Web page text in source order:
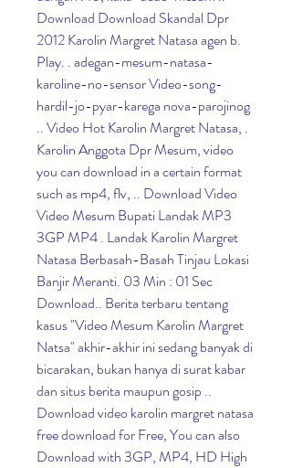
Download Download Skandal Dpr
2012 Karolin Margret Natasa agen b.
Play. . adegan-mesum-natasa-
karoline-no-sensor Video-song-
hardil-jo-pyar-karega nova-parojinog
.. Video Hot Karolin Margret Natasa, .
Karolin Anggota Dpr Mesum, video
you can download in a certain format
such as mp4, flv, .. Download Video
Video Mesum Bupati Landak MP3
3GP MP4 . Landak Karolin Margret
Natasa Berbasah-Basah Tinjau Lokasi
Banjir Meranti. 03 Min : 01 Sec
Download.. Berita terbaru tentang
kasus "Video Mesum Karolin Margret
Natsa" akhir-akhir ini sedang banyak di
bicarakan, bukan hanya di surat kabar
dan situs berita maupun gosip ..
Download video karolin margret natasa
free download for Free, You can also
Download with 3GP, MP4, HD High